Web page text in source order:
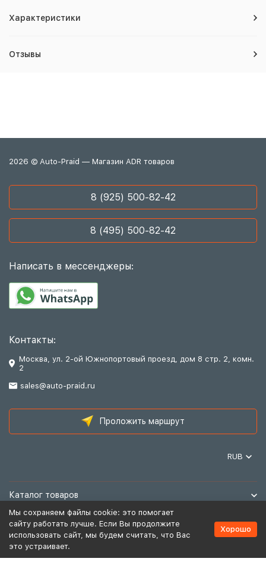
Характеристики
Отзывы
2026 © Auto-Praid — Магазин ADR товаров
8 (925) 500-82-42
8 (495) 500-82-42
Написать в мессенджеры:
Контакты:
Москва, ул. 2-ой Южнопортовый проезд, дом 8 стр. 2, комн.
2
sales@auto-praid.ru
Проложить маршрут
RUB
Каталог товаров
Информация
Политика персональных данных Карта сайта
Мы сохраняем файлы cookie: это помогает
сайту работать лучше. Если Вы продолжите
использовать сайт, мы будем считать, что Вас
это устраивает.
Хорошо